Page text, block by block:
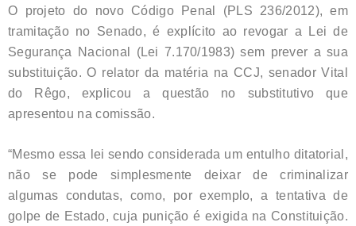
O projeto do novo Código Penal (PLS 236/2012), em
tramitação no Senado, é explícito ao revogar a Lei de
Segurança Nacional (Lei 7.170/1983) sem prever a sua
substituição. O relator da matéria na CCJ, senador Vital
do Rêgo, explicou a questão no substitutivo que
apresentou na comissão.
“Mesmo essa lei sendo considerada um entulho ditatorial,
não se pode simplesmente deixar de criminalizar
algumas condutas, como, por exemplo, a tentativa de
golpe de Estado, cuja punição é exigida na Constituição.